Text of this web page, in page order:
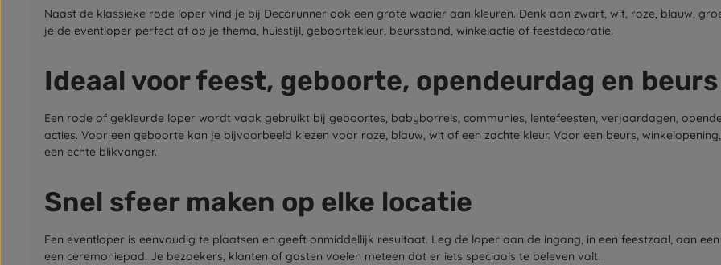
Naast de klassieke rode loper vind je bij Decorunner ook een grote waaier aan kleuren. Denk aan zwart, wit, roze, blauw,
je de eventloper perfect af op je thema, huisstijl, geboortekleur, beursstand, winkelactie of feestdecoratie.
Ideaal voor feest, geboorte, opendeurdag en beurs
Een rode of gekleurde loper wordt vaak gebruikt bij geboortes, babyborrels, communies, lentefeesten, verjaardagen,
acties. Voor een geboorte kan je bijvoorbeeld kiezen voor roze, blauw, wit of een zachte kleur. Voor een beurs,
een echte blikvanger.
Snel sfeer maken op elke locatie
Een eventloper is eenvoudig te plaatsen en geeft onmiddellijk resultaat. Leg de loper aan de ingang, in een feestzaal, aan
een ceremoniepad. Je bezoekers, klanten of gasten voelen meteen dat er iets speciaals te beleven valt.